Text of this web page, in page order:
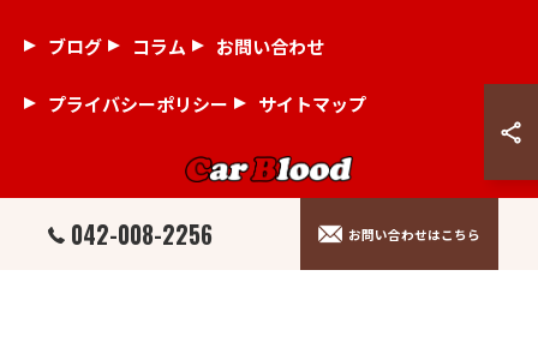
042-008-2256 お問い合わせはこちら
ブログ コラム お問い合わせ
プライバシーポリシー サイトマップ
© 2026 埼玉県狭山市の中古車ならCar Blood ALL RIGHTS RESERVED.